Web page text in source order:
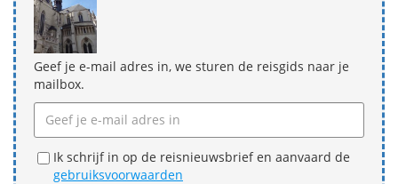
Geef je e-mail adres in, we sturen de reisgids naar je
mailbox.
Ik schrijf in op de reisnieuwsbrief en aanvaard de
gebruiksvoorwaarden